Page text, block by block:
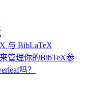
与 BibLaTeX
管理你的BibTeX参
吗？